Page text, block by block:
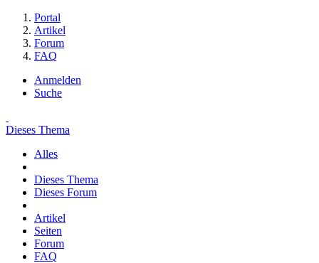
Portal
Artikel
Forum
FAQ
Anmelden
Suche
Dieses Thema
Alles
Dieses Thema
Dieses Forum
Artikel
Seiten
Forum
FAQ